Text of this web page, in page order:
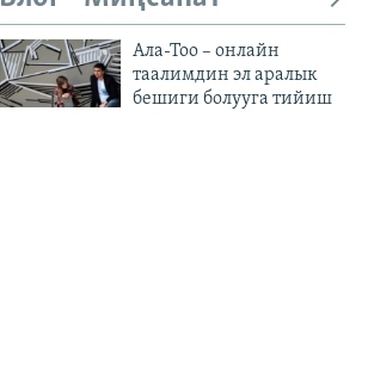
Ала-Тоо – онлайн
таалимдин эл аралык
бешиги болууга тийиш